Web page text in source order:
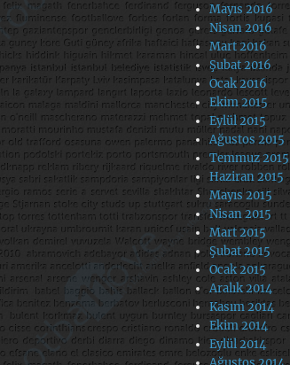
Mayıs 2016
Nisan 2016
Mart 2016
Şubat 2016
Ocak 2016
Ekim 2015
Eylül 2015
Ağustos 2015
Temmuz 2015
Haziran 2015
Mayıs 2015
Nisan 2015
Mart 2015
Şubat 2015
Ocak 2015
Aralık 2014
Kasım 2014
Ekim 2014
Eylül 2014